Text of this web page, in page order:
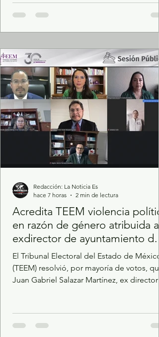
servicios de atención y protección a las
mexiquenses, el Gobierno del Estado de
Regional de Lerma, espacio para dar
atención cercana, oportuna y
así como coordinar acciones para p
Acredita TEEM violencia
en razón de género atribuida a
exdirector de ayuntamiento de
Ecatepec
El Tribunal Electoral del Estado de México
(TEEM) resolvió, por mayoría de votos, que
Juan Gabriel Salazar Martínez, ex director
Razón de Género (VPMRG), en contra de
Azucena Cisneros Coss. Luego del análisis
Redacción: La Noticia Es
hace 7 horas
2 min de lectura